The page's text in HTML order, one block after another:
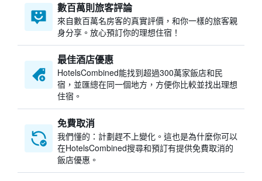
數百萬則旅客評論
來自數百萬名房客的真實評價，和你一樣的旅客親
身分享。放心預訂你的理想住宿！
最佳酒店優惠
HotelsCombined​能找到超過300萬家飯店和民
宿，並匯總在同一個地方，方便你比較並找出理想
住宿。
免費取消
我們懂的：計劃趕不上變化。這也是為什麼你可以
在HotelsCombined搜尋和預訂有提供免費取消的
飯店優惠。